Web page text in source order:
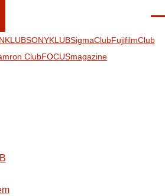
SONYKLUBSigmaClubFujifilmClub
ClubFOCUSmagazine